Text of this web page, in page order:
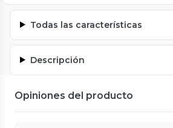
Todas las características
Descripción
Opiniones del producto